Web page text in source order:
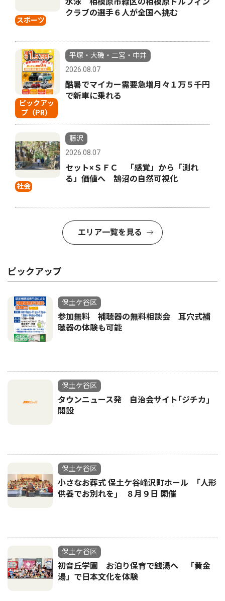
スポーツ
水泳 相模原市緑区の相模原ドルフィン
クラブの選手６人が全国へ挑む
ピックアッ
プ（PR）
平塚・大磯・二宮・中井
2026.08.07
酷暑でマイカー需要急増月々１万５千円
で新車に乗れる
社会
藤沢
2026.08.07
セット×ＳＦＣ 「感覚」から「測れ
る」価値へ 鵠沼の自然可視化
エリア一覧を見る
ピックアップ
保土ケ谷区
参加無料 補聴器の無料相談会 耳穴式補
聴器の体験も可能
保土ケ谷区
タウンニュース発 自治会サイト｢ジチカ｣
開設
保土ケ谷区
小さなお葬式 保土ケ谷峰沢町ホール ｢人形
供養でお別れを｣ ８月９日 開催
保土ケ谷区
初音丘学園 お泊り保育で銭湯へ 「黄金
湯」で日本文化を体験